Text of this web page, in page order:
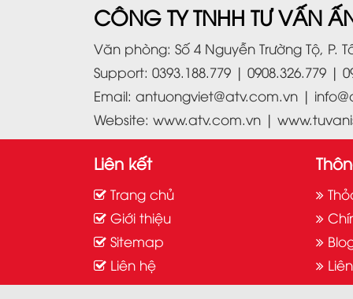
CÔNG TY TNHH TƯ VẤN
Văn phòng: Số 4 Nguyễn Trường Tộ, P.
Support: 0393.188.779 | 0908.326.779 |
Email: antuongviet@atv.com.vn|
Website: www.atv.com.vn|
Liên kết
Trang chủ
Giới thiệu
Sitemap
Liên hệ